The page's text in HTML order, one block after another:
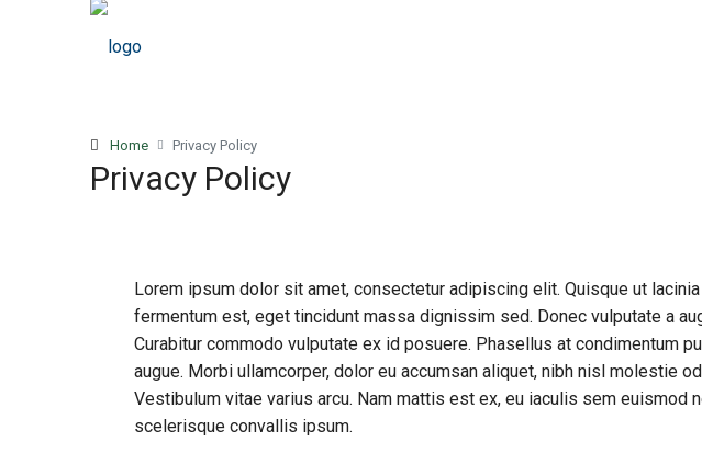
Home Privacy Policy
Privacy Policy
Lorem ipsum dolor sit amet, consectetur adipiscing elit. Quisque ut
fermentum est, eget tincidunt massa dignissim sed. Donec vulputate a
Curabitur commodo vulputate ex id posuere. Phasellus at condimentum
augue. Morbi ullamcorper, dolor eu accumsan aliquet, nibh nisl molestie
Vestibulum vitae varius arcu. Nam mattis est ex, eu iaculis sem
scelerisque convallis ipsum.